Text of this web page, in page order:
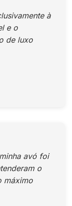
à
e o
de luxo
avó foi
o
máximo